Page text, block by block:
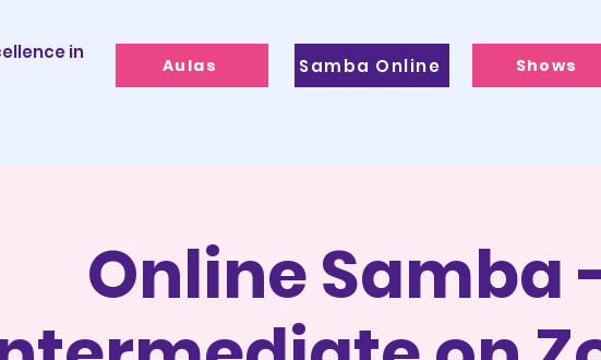
in
Aulas Samba Online Shows
Online Samba